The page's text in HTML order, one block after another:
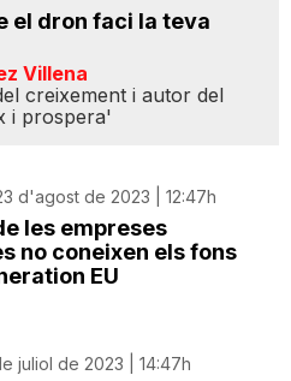
el dron faci la teva
Villena
creixement i autor del
i prospera'
d'agost de 2023 | 12:47h
les empreses
no coneixen els fons
EU
juliol de 2023 | 14:47h